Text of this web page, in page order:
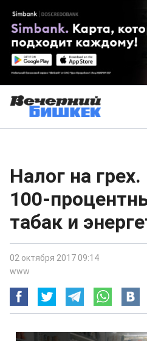
Налог на
100-
табак и
02 октября 2017 09:14
www